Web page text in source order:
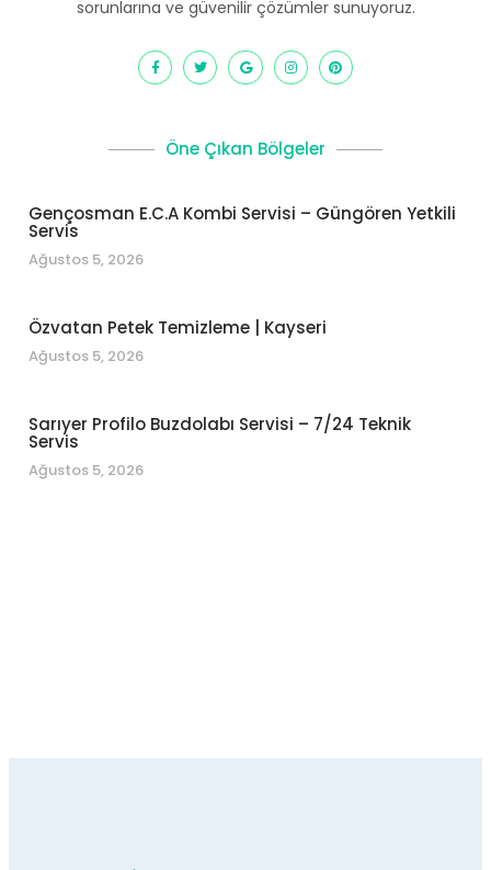
sorunlarına ve güvenilir çözümler sunuyoruz.
Öne Çıkan Bölgeler
Gençosman E.C.A Kombi Servisi – Güngören Yetkili
Servis
Ağustos 5, 2026
Özvatan Petek Temizleme | Kayseri
Ağustos 5, 2026
Sarıyer Profilo Buzdolabı Servisi – 7/24 Teknik
Servis
Ağustos 5, 2026